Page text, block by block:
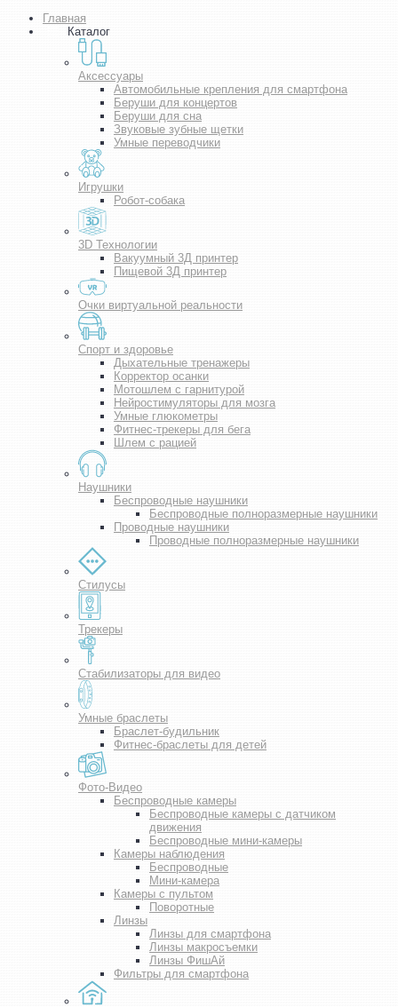
Главная
Каталог
Аксессуары
Автомобильные крепления для смартфона
Беруши для концертов
Беруши для сна
Звуковые зубные щетки
Умные переводчики
Игрушки
Робот-собака
3D Технологии
Вакуумный 3Д принтер
Пищевой 3Д принтер
Очки виртуальной реальности
Спорт и здоровье
Дыхательные тренажеры
Корректор осанки
Мотошлем с гарнитурой
Нейростимуляторы для мозга
Умные глюкометры
Фитнес-трекеры для бега
Шлем с рацией
Наушники
Беспроводные наушники
Беспроводные полноразмерные наушники
Проводные наушники
Проводные полноразмерные наушники
Стилусы
Трекеры
Стабилизаторы для видео
Умные браслеты
Браслет-будильник
Фитнес-браслеты для детей
Фото-Видео
Беспроводные камеры
Беспроводные камеры с датчиком
движения
Беспроводные мини-камеры
Камеры наблюдения
Беспроводные
Мини-камера
Камеры с пультом
Поворотные
Линзы
Линзы для смартфона
Линзы макросъемки
Линзы ФишАй
Фильтры для смартфона